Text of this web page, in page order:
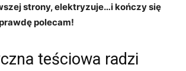
strony, elektryzuje…i kończy się
polecam!
teściowa radzi